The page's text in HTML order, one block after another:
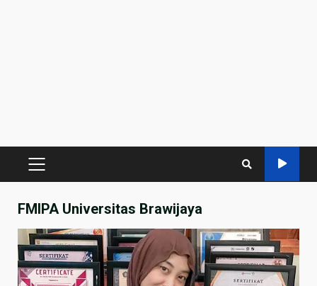
PRIMARY
FMIPA Universitas Brawijaya